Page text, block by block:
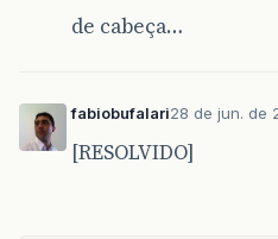
de cabeça…
fabiobufalari28 de jun. de
[RESOLVIDO]